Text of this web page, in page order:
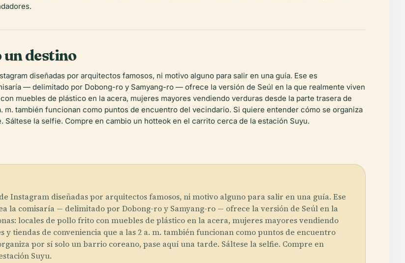
destino
diseñadas por arquitectos famosos, ni motivo alguno para salir en una guía. Ese es
— delimitado por Dobong-ro y Samyang-ro — ofrece la versión de Seúl en la que realmente viven
muebles de plástico en la acera, mujeres mayores vendiendo verduras desde la parte trasera de
m. también funcionan como puntos de encuentro del vecindario. Si quiere entender cómo se organiza
Sáltese la selfie. Compre en cambio un hotteok en el carrito cerca de la estación Suyu.
Instagram diseñadas por arquitectos famosos, ni motivo alguno para salir en una guía. Ese
la comisaría — delimitado por Dobong-ro y Samyang-ro — ofrece la versión de Seúl en la
locales de pollo frito con muebles de plástico en la acera, mujeres mayores vendiendo
tiendas de conveniencia que a las 2 a. m. también funcionan como puntos de encuentro
por sí solo un barrio coreano, pase aquí una tarde. Sáltese la selfie. Compre en
Suyu.